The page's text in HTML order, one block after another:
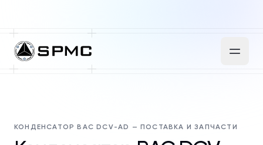
КОНДЕНСАТОР BAC DCV-AD — ПОСТАВКА И ЗАПЧАСТИ